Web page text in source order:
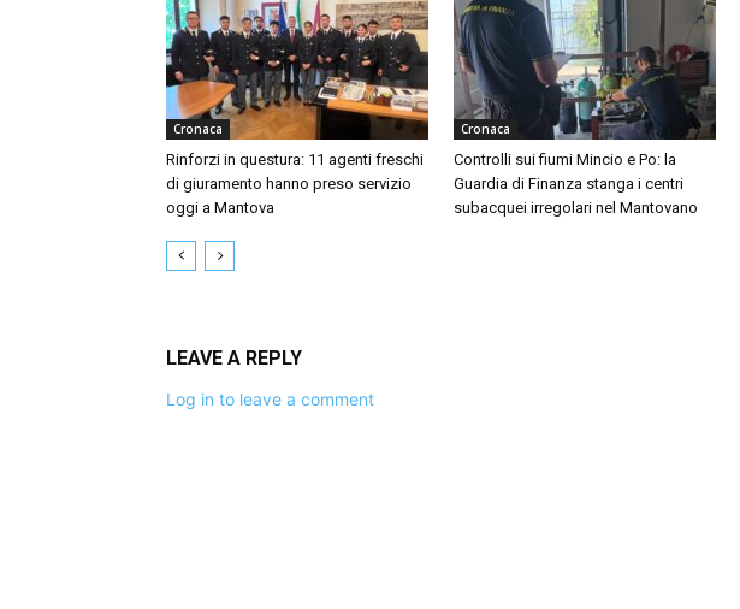
Cronaca
Rinforzi in questura: 11 agenti freschi
di giuramento hanno preso servizio
oggi a Mantova
Cronaca
Controlli sui fiumi Mincio e Po: la
Guardia di Finanza stanga i centri
subacquei irregolari nel Mantovano
LEAVE A REPLY
Log in to leave a comment